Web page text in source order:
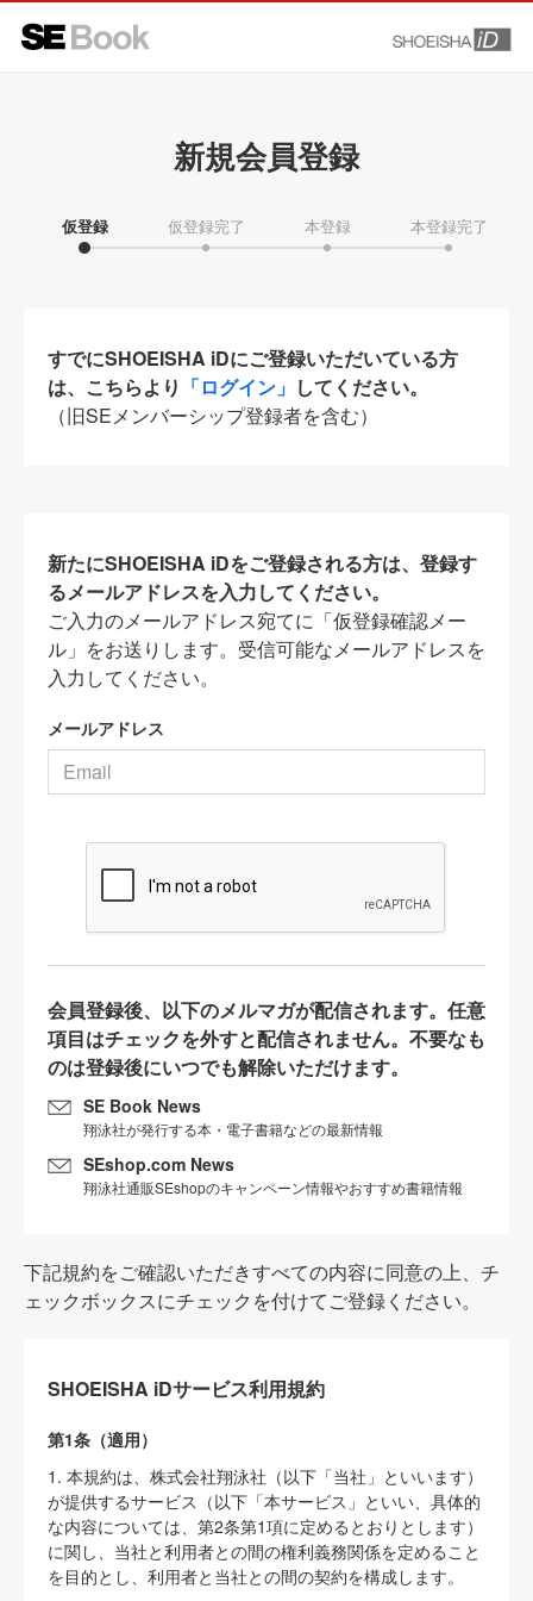
新規会員登録
仮登録 仮登録完了 本登録 本登録完了
すでにSHOEISHA iDにご登録いただいている方
は、こちらより 「ログイン」 してください。
（旧SEメンバーシップ登録者を含む）
新たにSHOEISHA iDをご登録される方は、登録す
るメールアドレスを入力してください。
ご入力のメールアドレス宛てに「仮登録確認メー
ル」をお送りします。受信可能なメールアドレスを
入力してください。
メールアドレス
会員登録後、以下のメルマガが配信されます。任意
項目はチェックを外すと配信されません。不要なも
のは登録後にいつでも解除いただけます。
SE Book News
翔泳社が発行する本・電子書籍などの最新情報
SEshop.com News
翔泳社通販SEshopのキャンペーン情報やおすすめ書籍情報
下記規約をご確認いただきすべての内容に同意の上、チ
ェックボックスにチェックを付けてご登録ください。
SHOEISHA iDサービス利用規約
第1条（適用）
1. 本規約は、株式会社翔泳社（以下「当社」といいます）
が提供するサービス（以下「本サービス」といい、具体的
な内容については、第2条第1項に定めるとおりとします）
に関し、当社と利用者との間の権利義務関係を定めること
を目的とし、利用者と当社との間の契約を構成します。